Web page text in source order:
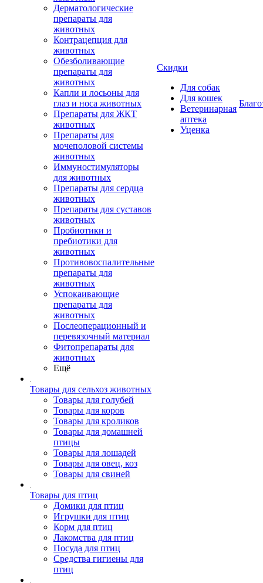
Дерматологические
препараты для
животных
Контрацепция для
животных
Обезболивающие
препараты для
животных
Капли и лосьоны для
глаз и носа животных
Препараты для ЖКТ
животных
Препараты для
мочеполовой системы
животных
Иммуностимуляторы
для животных
Препараты для сердца
животных
Препараты для суставов
животных
Пробиотики и
пребиотики для
животных
Противовоспалительные
препараты для
животных
Успокаивающие
препараты для
животных
Послеоперационный и
перевязочный материал
Фитопрепараты для
животных
Ещё
Товары для сельхоз животных
Товары для голубей
Товары для коров
Товары для кроликов
Товары для домашней
птицы
Товары для лошадей
Товары для овец, коз
Товары для свиней
Товары для птиц
Домики для птиц
Игрушки для птиц
Корм для птиц
Лакомства для птиц
Посуда для птиц
Средства гигиены для
птиц
Скидки
Для собак
Для кошек
Ветеринарная
аптека
Уценка